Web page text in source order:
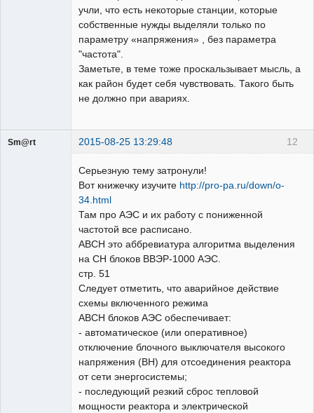
учли, что есть некоторые станции, которые
собственные нужды выделяли только по
параметру «напряжения» , без параметра
"частота".
Заметьте, в теме тоже проскальзывает мысль, а
как район будет себя чувствовать. Такого быть
не должно при авариях.
12
Sm@rt 2015-08-25 13:29:48
Серьезную тему затронули!
Вот книжечку изучите http://pro-pa.ru/down/o-
34.html
Там про АЭС и их работу с пониженной
частотой все расписано.
АВСН это аббревиатура алгоритма выделения
на СН блоков ВВЭР-1000 АЭС.
стр. 51
Следует отметить, что аварийное действие
схемы включенного режима
АВСН блоков АЭС обеспечивает:
- автоматическое (или оперативное)
отключение блочного выключателя высокого
напряжения (ВН) для отсоединения реактора
от сети энергосистемы;
- последующий резкий сброс тепловой
мощности реактора и электрической